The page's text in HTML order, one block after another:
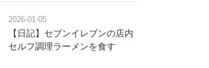
2026-01-05
【日記】セブンイレブンの店内
セルフ調理ラーメンを食す